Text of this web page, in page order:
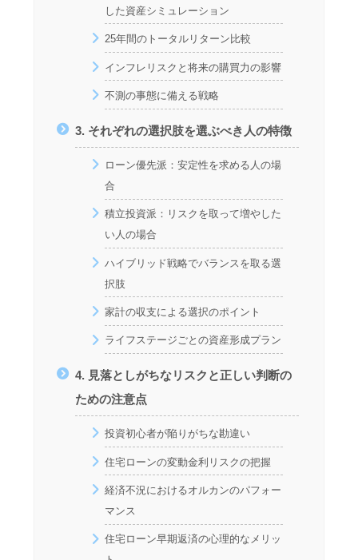
した資産シミュレーション
25年間のトータルリターン比較
インフレリスクと将来の購買力の影響
不測の事態に備える戦略
3. それぞれの選択肢を選ぶべき人の特徴
ローン優先派：安定性を求める人の場
合
積立投資派：リスクを取って増やした
い人の場合
ハイブリッド戦略でバランスを取る選
択肢
家計の収支による選択のポイント
ライフステージごとの資産形成プラン
4. 見落としがちなリスクと正しい判断の
ための注意点
投資初心者が陥りがちな勘違い
住宅ローンの変動金利リスクの把握
経済不況におけるオルカンのパフォー
マンス
住宅ローン早期返済の心理的なメリッ